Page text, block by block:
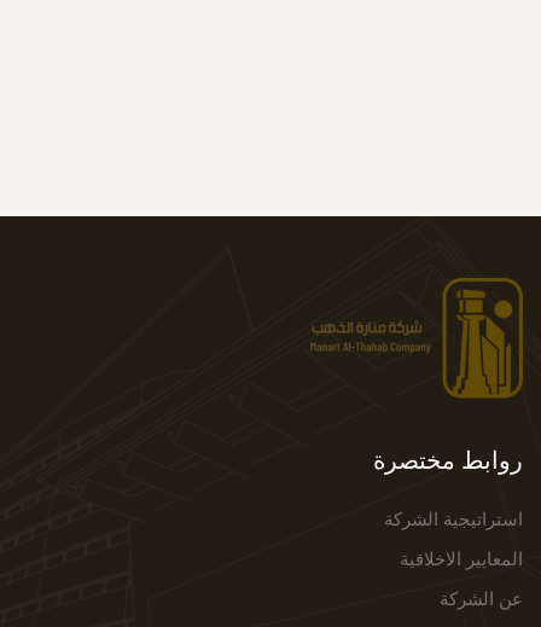
روابط مختصرة
استراتيجية الشركة
المعايير الاخلاقية
عن الشركة